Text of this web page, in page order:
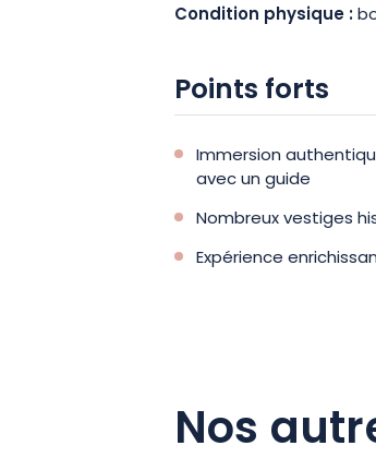
Condition physique :
Points forts
Immersion
avec un guide
Nombreux vestiges
Expérience
Nos